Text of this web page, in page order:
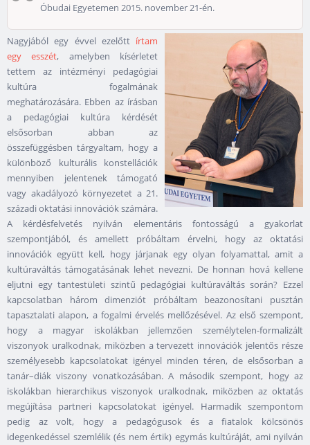
Óbudai Egyetemen 2015. november 21-én.
Nagyjából egy évvel ezelőtt írtam
egy esszét, amelyben kísérletet
tettem az intézményi pedagógiai
kultúra fogalmának
meghatározására. Ebben az írásban
a pedagógiai kultúra kérdését
elsősorban abban az
összefüggésben tárgyaltam, hogy a
különböző kulturális konstellációk
mennyiben jelentenek támogató
vagy akadályozó környezetet a 21.
századi oktatási innovációk számára.
A kérdésfelvetés nyilván elementáris fontosságú a gyakorlat
szempontjából, és amellett próbáltam érvelni, hogy az oktatási
innovációk együtt kell, hogy járjanak egy olyan folyamattal, amit a
kultúraváltás támogatásának lehet nevezni. De honnan hová kellene
eljutni egy tantestületi szintű pedagógiai kultúraváltás során? Ezzel
kapcsolatban három dimenziót próbáltam beazonosítani pusztán
tapasztalati alapon, a fogalmi érvelés mellőzésével. Az első szempont,
hogy a magyar iskolákban jellemzően személytelen-formalizált
viszonyok uralkodnak, miközben a tervezett innovációk jelentős része
személyesebb kapcsolatokat igényel minden téren, de elsősorban a
tanár–diák viszony vonatkozásában. A második szempont, hogy az
iskolákban hierarchikus viszonyok uralkodnak, miközben az oktatás
megújítása partneri kapcsolatokat igényel. Harmadik szempontom
pedig az volt, hogy a pedagógusok és a fiatalok kölcsönös
idegenkedéssel szemlélik (és nem értik) egymás kultúráját, ami nyilván